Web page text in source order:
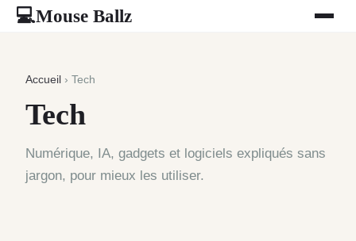
💻Mouse Ballz
Accueil › Tech
Tech
Numérique, IA, gadgets et logiciels expliqués sans
jargon, pour mieux les utiliser.